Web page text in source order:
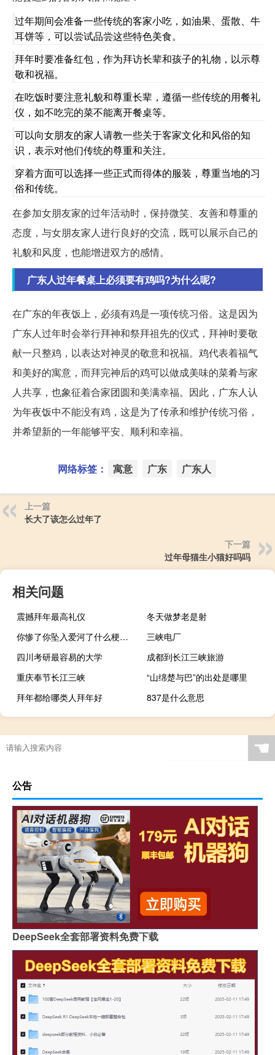
过年期间会准备一些传统的客家小吃，如油果、蛋散、牛
耳饼等，可以尝试品尝这些特色美食。
拜年时要准备红包，作为拜访长辈和孩子的礼物，以示尊
敬和祝福。
在吃饭时要注意礼貌和尊重长辈，遵循一些传统的用餐礼
仪，如不吃完的菜不能离开餐桌等。
可以向女朋友的家人请教一些关于客家文化和风俗的知
识，表示对他们传统的尊重和关注。
穿着方面可以选择一些正式而得体的服装，尊重当地的习
俗和传统。
在参加女朋友家的过年活动时，保持微笑、友善和尊重的
态度，与女朋友家人进行良好的交流，既可以展示自己的
礼貌和风度，也能增进双方的感情。
广东人过年餐桌上必须要有鸡吗?为什么呢?
在广东的年夜饭上，必须有鸡是一项传统习俗。这是因为
广东人过年时会举行拜神和祭拜祖先的仪式，拜神时要敬
献一只整鸡，以表达对神灵的敬意和祝福。鸡代表着福气
和美好的寓意，而拜完神后的鸡可以做成美味的菜肴与家
人共享，也象征着合家团圆和美满幸福。因此，广东人认
为年夜饭中不能没有鸡，这是为了传承和维护传统习俗，
并希望新的一年能够平安、顺利和幸福。
网络标签： 寓意 广东 广东人
上一篇
长大了该怎么过年了
下一篇
过年母猫生小猫好吗吗
相关问题
震撼拜年最高礼仪
冬天做梦老是射
你惨了你坠入爱河了什么梗？什么梗
三峡电厂
四川考研最容易的大学
成都到长江三峡旅游
重庆奉节长江三峡
“山绵楚与巴”的出处是哪里
拜年都给哪类人拜年好
837是什么意思
☚
公告
DeepSeek全套部署资料免费下载